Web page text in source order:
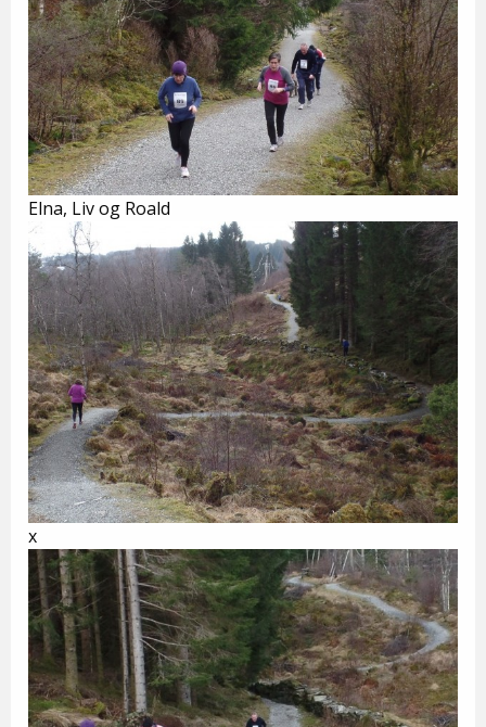
Elna, Liv og Roald
x